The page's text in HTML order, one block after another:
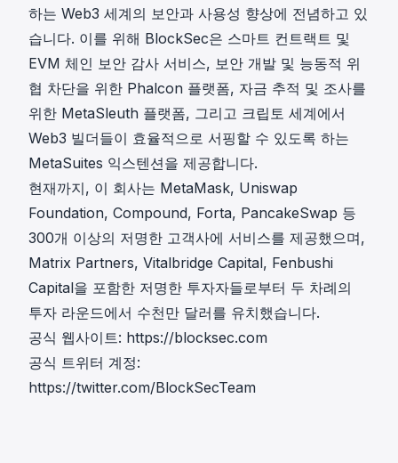
하는 Web3 세계의 보안과 사용성 향상에 전념하고 있
습니다. 이를 위해 BlockSec은 스마트 컨트랙트 및
EVM 체인 보안 감사 서비스, 보안 개발 및 능동적 위
협 차단을 위한 Phalcon 플랫폼, 자금 추적 및 조사를
위한 MetaSleuth 플랫폼, 그리고 크립토 세계에서
Web3 빌더들이 효율적으로 서핑할 수 있도록 하는
MetaSuites 익스텐션을 제공합니다.
현재까지, 이 회사는 MetaMask, Uniswap
Foundation, Compound, Forta, PancakeSwap 등
300개 이상의 저명한 고객사에 서비스를 제공했으며,
Matrix Partners, Vitalbridge Capital, Fenbushi
Capital을 포함한 저명한 투자자들로부터 두 차례의
투자 라운드에서 수천만 달러를 유치했습니다.
공식 웹사이트: https://blocksec.com
공식 트위터 계정:
https://twitter.com/BlockSecTeam